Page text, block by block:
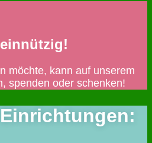
möchte, kann auf unserem
spenden oder schenken!